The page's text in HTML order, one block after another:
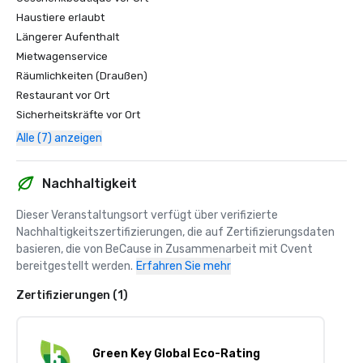
Haustiere erlaubt
Längerer Aufenthalt
Mietwagenservice
Räumlichkeiten (Draußen)
Restaurant vor Ort
Sicherheitskräfte vor Ort
Alle (7) anzeigen
Nachhaltigkeit
Dieser Veranstaltungsort verfügt über verifizierte
Nachhaltigkeitszertifizierungen, die auf Zertifizierungsdaten
basieren, die von BeCause in Zusammenarbeit mit Cvent
bereitgestellt werden. Erfahren Sie mehr
Zertifizierungen (1)
Green Key Global Eco-Rating